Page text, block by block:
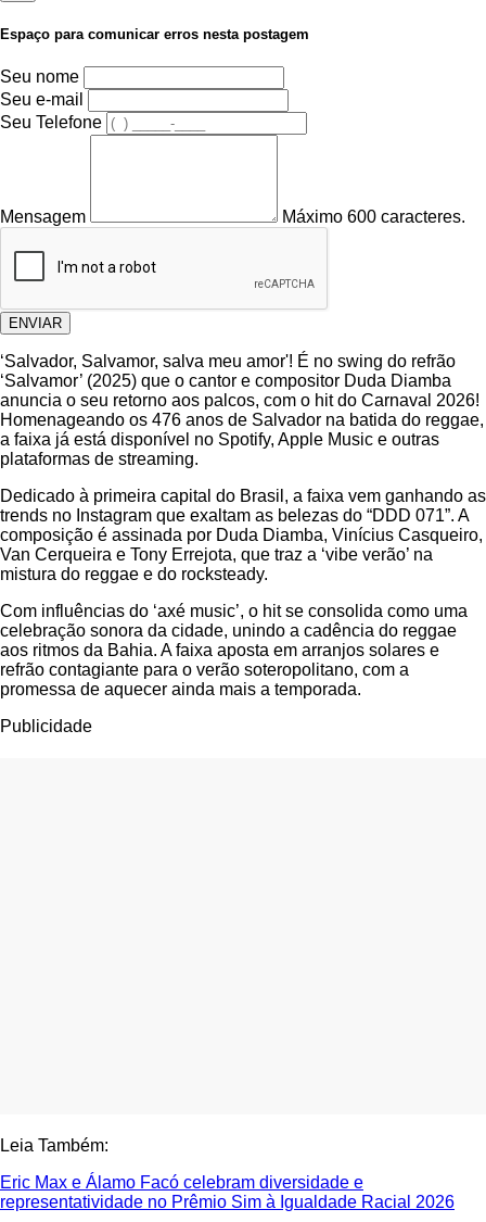
Espaço para comunicar erros nesta postagem
Seu nome
Seu e-mail
Seu Telefone
Mensagem Máximo 600 caracteres.
ENVIAR
‘Salvador, Salvamor, salva meu amor'! É no swing do refrão
‘Salvamor’ (2025) que o cantor e compositor Duda Diamba
anuncia o seu retorno aos palcos, com o hit do Carnaval 2026!
Homenageando os 476 anos de Salvador na batida do reggae,
a faixa já está disponível no Spotify, Apple Music e outras
plataformas de streaming.
Dedicado à primeira capital do Brasil, a faixa vem ganhando as
trends no Instagram que exaltam as belezas do “DDD 071”. A
composição é assinada por Duda Diamba, Vinícius Casqueiro,
Van Cerqueira e Tony Errejota, que traz a ‘vibe verão’ na
mistura do reggae e do rocksteady.
Com influências do ‘axé music’, o hit se consolida como uma
celebração sonora da cidade, unindo a cadência do reggae
aos ritmos da Bahia. A faixa aposta em arranjos solares e
refrão contagiante para o verão soteropolitano, com a
promessa de aquecer ainda mais a temporada.
Publicidade
Leia Também:
Eric Max e Álamo Facó celebram diversidade e
representatividade no Prêmio Sim à Igualdade Racial 2026